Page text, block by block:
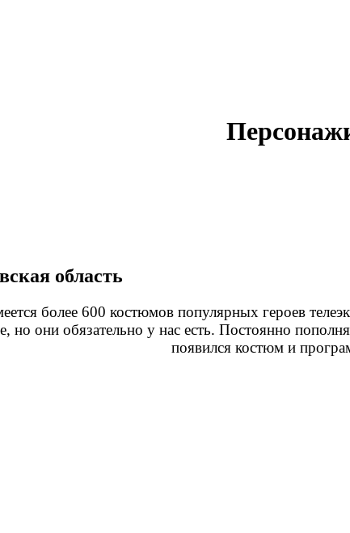
область
более 600 костюмов популярных героев
но они обязательно у нас есть. Постоянно
появился костюм и